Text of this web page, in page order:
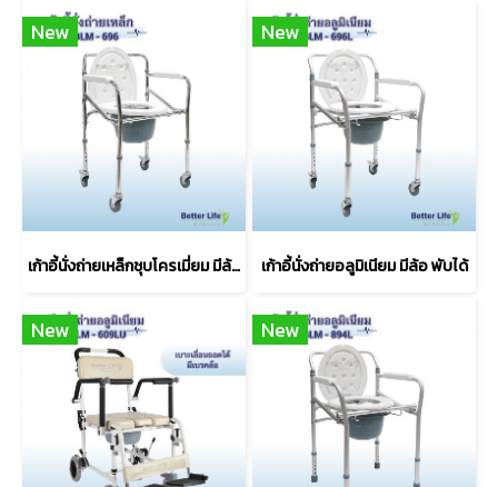
New
เก้าอี้นั่งถ่ายเหล็กชุบโครเมี่ยม มีล้อ พับได้
New
เก้าอี้นั่งถ่ายอลูมิเนียม มีล้อ พับได้
New New